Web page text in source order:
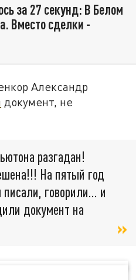
за 27 секунд: В Белом
Вместо сделки -
Александр
документ, не
разгадан!
На пятый год
говорили... и
документ на